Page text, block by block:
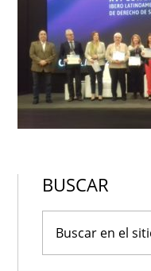
BUSCAR